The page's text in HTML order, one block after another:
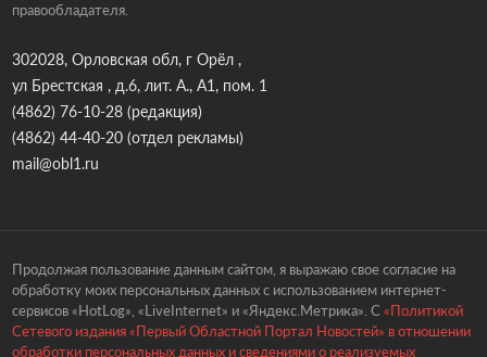
правообладателя.
302028, Орловская обл, г Орёл ,
ул Брестская , д.6, лит. А., А1, пом. 1
(4862) 76-10-28(редакция)
(4862) 44-40-20(отдел рекламы)
mail@obl1.ru
Продолжая пользование данным сайтом, я выражаю свое согласие на
обработку моих персональных данных с использованием интернет-
сервисов «HotLog», «LiveInternet» и «Яндекс.Метрика». С «Политикой
Сетевого издания «Первый Областной Портал Новостей» в отношении
обработки персональных данных и сведениями о реализуемых